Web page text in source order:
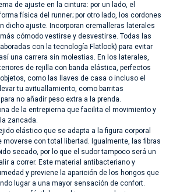
de ajuste en la cintura: por un lado, el
física del runner; por otro lado, los cordones
dicho ajuste. Incorporan cremalleras laterales
cómodo vestirse y desvestirse. Todas las
con la tecnología Flatlock) para evitar
una carrera sin molestias. En los laterales,
de rejilla con banda elástica, perfectos
como las llaves de casa o incluso el
tu avituallamiento, como barritas
no añadir peso extra a la prenda.
de la entrepierna que facilita el movimiento y
zancada.
elástico que se adapta a la figura corporal
moverse con total libertad. Igualmente, las fibras
secado, por lo que el sudor tampoco será un
a correr. Este material antibacteriano y
y previene la aparición de los hongos que
lugar a una mayor sensación de confort.